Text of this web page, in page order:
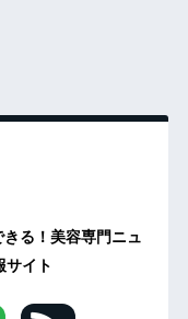
る！美容専門ニュ
サイト